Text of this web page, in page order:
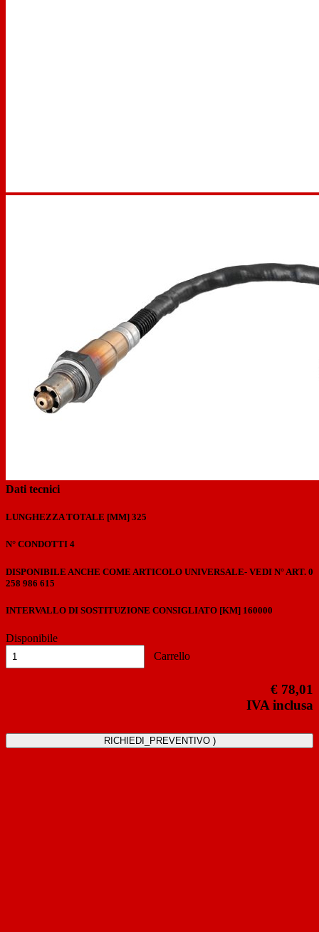
Previous
Next
Dati tecnici
LUNGHEZZA TOTALE [MM] 325
N° CONDOTTI 4
DISPONIBILE ANCHE COME ARTICOLO UNIVERSALE- VEDI N° ART. 0
258 986 615
INTERVALLO DI SOSTITUZIONE CONSIGLIATO [KM] 160000
Disponibile
Carrello
€ 78,01
IVA inclusa
RICHIEDI_PREVENTIVO )